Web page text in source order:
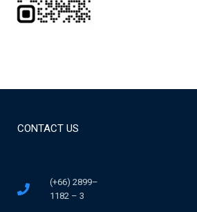
CONTACT US
(+66) 2899–
1182 – 3